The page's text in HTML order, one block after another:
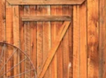
Toevoegen
aan
verlanglijst